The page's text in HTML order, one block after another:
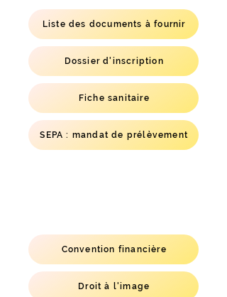
Liste des documents à fournir
Dossier d'inscription
Fiche sanitaire
SEPA : mandat de prélèvement
Convention financière
Droit à l'image